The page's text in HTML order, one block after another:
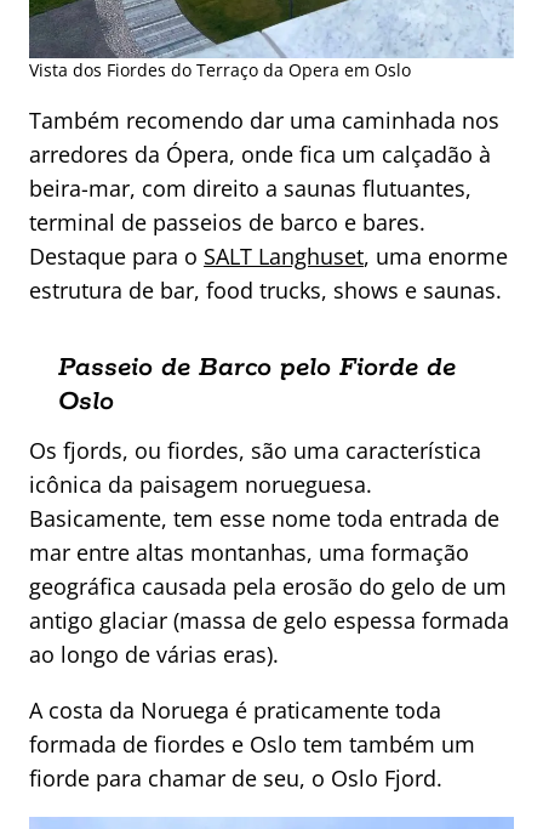
Vista dos Fiordes do Terraço da Opera em Oslo
Também recomendo dar uma caminhada nos
arredores da Ópera, onde fica um calçadão à
beira-mar, com direito a saunas flutuantes,
terminal de passeios de barco e bares.
Destaque para o SALT Langhuset, uma enorme
estrutura de bar, food trucks, shows e saunas.
Passeio de Barco pelo Fiorde de
Oslo
Os fjords, ou fiordes, são uma característica
icônica da paisagem norueguesa.
Basicamente, tem esse nome toda entrada de
mar entre altas montanhas, uma formação
geográfica causada pela erosão do gelo de um
antigo glaciar (massa de gelo espessa formada
ao longo de várias eras).
A costa da Noruega é praticamente toda
formada de fiordes e Oslo tem também um
fiorde para chamar de seu, o Oslo Fjord.